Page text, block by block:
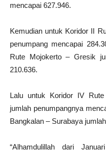
mencapai 627.946.
Kemudian untuk Koridor II
penumpang mencapai
Rute Mojokerto – Gresik
210.636.
Lalu untuk Koridor IV
jumlah penumpangnya
Bangkalan – Surabaya
“Alhamdulillah dari